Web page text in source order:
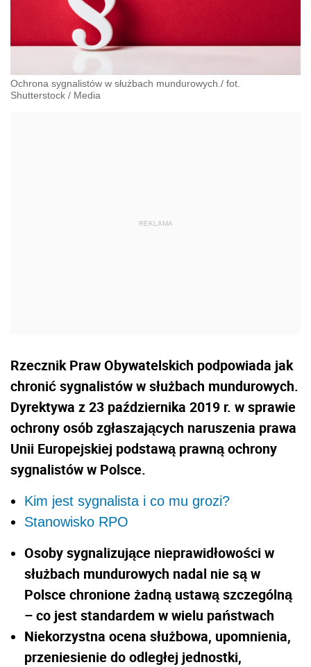
Ochrona sygnalistów w służbach mundurowych./ fot.
Shutterstock / Media
Rzecznik Praw Obywatelskich podpowiada jak
chronić sygnalistów w służbach mundurowych.
Dyrektywa z 23 października 2019 r. w sprawie
ochrony osób zgłaszających naruszenia prawa
Unii Europejskiej podstawą prawną ochrony
sygnalistów w Polsce.
Kim jest sygnalista i co mu grozi?
Stanowisko RPO
Osoby sygnalizujące nieprawidłowości w
służbach mundurowych nadal nie są w
Polsce chronione żadną ustawą szczególną
– co jest standardem w wielu państwach
Niekorzystna ocena służbowa, upomnienia,
przeniesienie do odległej jednostki,